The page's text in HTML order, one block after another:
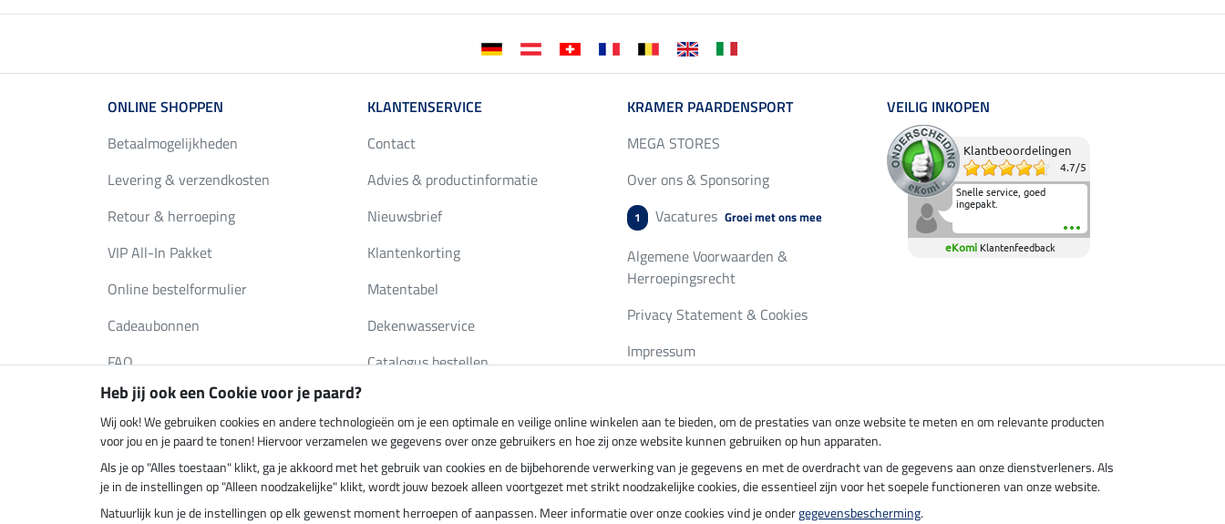
ONLINE SHOPPEN
Betaalmogelijkheden
Levering & verzendkosten
Retour & herroeping
VIP All-In Pakket
Online bestelformulier
Cadeaubonnen
FAQ
KLANTENSERVICE
Contact
Advies & productinformatie
Nieuwsbrief
Klantenkorting
Matentabel
Dekenwasservice
Catalogus bestellen
KRAMER PAARDENSPORT
MEGA STORES
Over ons & Sponsoring
1 Vacatures Groei met ons mee
Algemene Voorwaarden &
Herroepingsrecht
Privacy Statement & Cookies
Impressum
VEILIG INKOPEN
Klantbeoordelingen
4.7/5
Snelle service, goed
ingepakt.
eKomi Klantenfeedback
Klimaatneutrale shop Verzending per Veilig betalen met
Heb jij ook een Cookie voor je paard?
Wij ook! We gebruiken cookies en andere technologieën om je een optimale en veilige online winkelen aan te bieden, om de prestaties van onze website te meten en om relevante producten
voor jou en je paard te tonen! Hiervoor verzamelen we gegevens over onze gebruikers en hoe zij onze website kunnen gebruiken op hun apparaten.
Als je op "Alles toestaan" klikt, ga je akkoord met het gebruik van cookies en de bijbehorende verwerking van je gegevens en met de overdracht van de gegevens aan onze dienstverleners. Als
je in de instellingen op "Alleen noodzakelijke" klikt, wordt jouw bezoek alleen voortgezet met strikt noodzakelijke cookies, die essentieel zijn voor het soepele functioneren van onze website.
Natuurlijk kun je de instellingen op elk gewenst moment herroepen of aanpassen. Meer informatie over onze cookies vind je ondergegevensbescherming.